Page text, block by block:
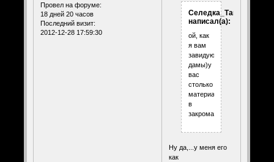
Провел на форуме:
18 дней 20 часов
Последний визит:
2012-12-28 17:59:30
Селедка_Таня
написал(а):
ой, как
я вам
завидую,
дамы)у
вас
столько
материала
в
закромах.
Ну да,...у меня его
как